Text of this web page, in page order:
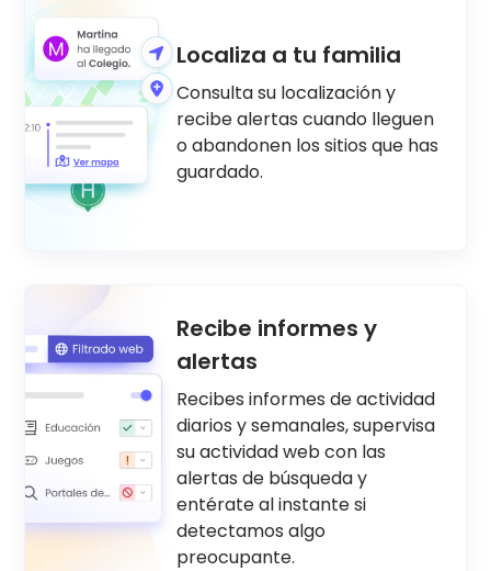
Localiza a tu familia
Consulta su localización y
recibe alertas cuando lleguen
o abandonen los sitios que has
guardado.
Recibe informes y
alertas
Recibes informes de actividad
diarios y semanales, supervisa
su actividad web con las
alertas de búsqueda y
entérate al instante si
detectamos algo
preocupante.